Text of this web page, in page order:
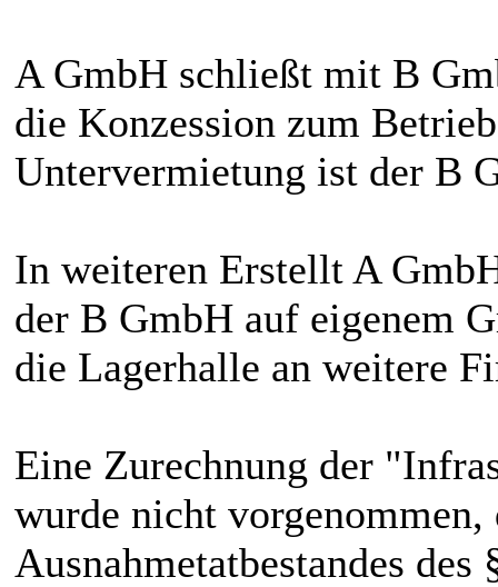
A GmbH schließt mit B
die Konzession zum
Untervermietung ist der B
In weiteren Erstellt A
der B GmbH auf eigenem
die Lagerhalle an weitere
Eine Zurechnung der
wurde nicht vorgenommen,
Ausnahmetatbestandes